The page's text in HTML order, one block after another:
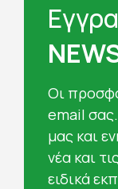
Oι
email
μας και
νέα και
ειδικά